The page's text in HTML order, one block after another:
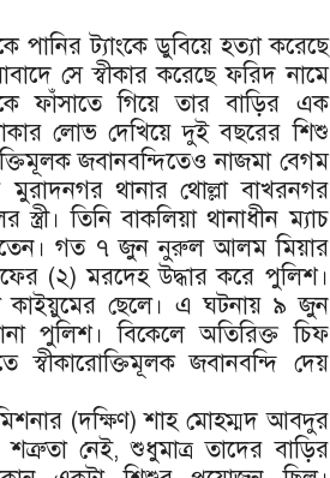
ট্যাংকে ডুবিয়ে হত্যা করেছে
সে স্বীকার করেছে ফরিদ নামে
ফাঁসাতে গিয়ে তার বাড়ির এক
লোভ দেখিয়ে দুই বছরের শিশু
জবানবন্দিতেও নাজমা বেগম
মুরাদনগর থানার থোল্লা বাখরনগর
তিনি বাকলিয়া থানাধীন ম্যাচ
গত ৭ জুন নুরুল আলম মিয়ার
(২) মরদেহ উদ্ধার করে পুলিশ।
ছেলে। এ ঘটনায় ৯ জুন
পুলিশ। বিকেলে অতিরিক্ত চিফ
স্বীকারোক্তিমূলক জবানবন্দি দেয়
(দক্ষিণ) শাহ মোহম্মদ আবদুর
নেই, শুধুমাত্র তাদের বাড়ির